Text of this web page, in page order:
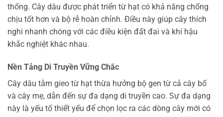
thống. Cây dâu được phát triển từ hạt có khả năng chống
chịu tốt hơn và bộ rễ hoàn chỉnh. Điều này giúp cây thích
nghi nhanh chóng với các điều kiện đất đai và khí hậu
khắc nghiệt khác nhau.
Nền Tảng Di Truyền Vững Chắc
Cây dâu tằm gieo từ hạt thừa hưởng bộ gen từ cả cây bố
và cây mẹ, dẫn đến sự đa dạng di truyền cao. Sự đa dạng
này là yếu tố thiết yếu để chọn lọc ra các dòng cây mới có